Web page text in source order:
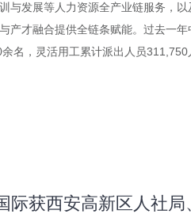
与发展等人力资源全产业链服务，
产才融合提供全链条赋能。过去一
名，灵活用工累计派出人员311,750
际获西安高新区人社